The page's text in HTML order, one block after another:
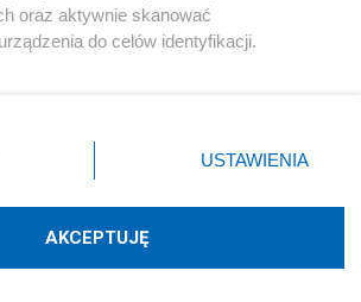
dostarcza:W3media.pl
oraz aktywnie skanować
do celów identyfikacji.
przycisk ustawień prywatności
dolnym rogu strony
danych nie wymagają zgody
prawo sprzeciwić się takiemu
USTAWIENIA
AKCEPTUJĘ